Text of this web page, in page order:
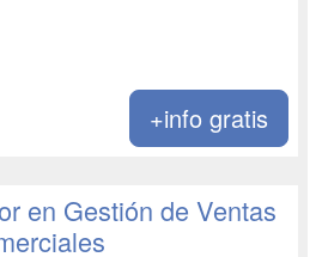
+info gratis
en Gestión de Ventas